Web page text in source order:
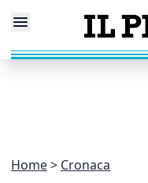
Home Cronaca